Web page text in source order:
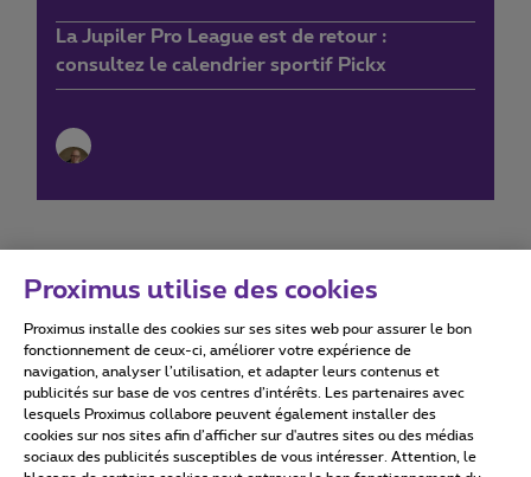
La Jupiler Pro League est de retour :
consultez le calendrier sportif Pickx
Conditions d'utilisation Accessibility statement
Tous droits réservés. © 2026 Proximus
Proximus utilise des cookies
Proximus installe des cookies sur ses sites web pour assurer le bon
fonctionnement de ceux-ci, améliorer votre expérience de
navigation, analyser l’utilisation, et adapter leurs contenus et
publicités sur base de vos centres d’intérêts. Les partenaires avec
lesquels Proximus collabore peuvent également installer des
cookies sur nos sites afin d’afficher sur d'autres sites ou des médias
sociaux des publicités susceptibles de vous intéresser. Attention, le